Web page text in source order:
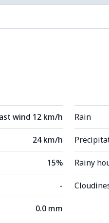
wind 12 km/h
24 km/h
15%
-
0.0 mm
Rain
Rainy